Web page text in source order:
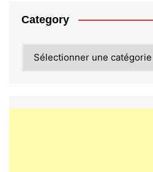
Category